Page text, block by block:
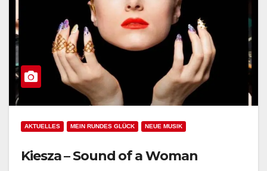
AKTUELLES MEIN RUNDES GLÜCK NEUE MUSIK
Kiesza – Sound of a Woman